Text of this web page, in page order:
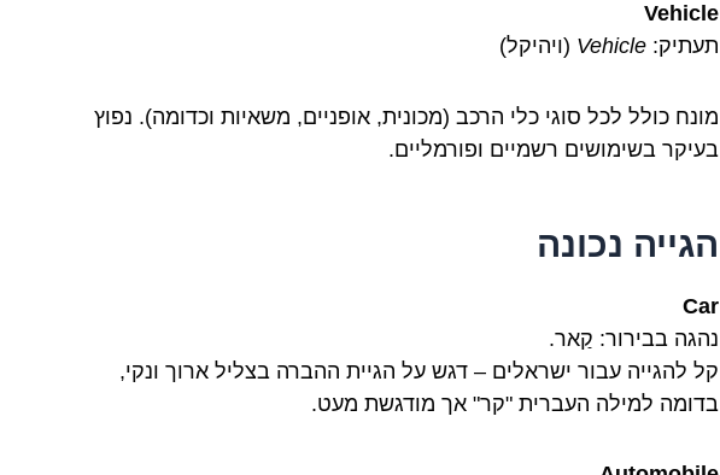
Vehicle
תעתיק:Vehicle (ויהיקל)
מונח כולל לכל סוגי כלי הרכב (מכונית, אופניים, משאיות וכדומה). נפוץ
בעיקר בשימושים רשמיים ופורמליים.
הגייה נכונה
Car
נהגה בבירור: קַאר.
קל להגייה עבור ישראלים – דגש על הגיית ההברה בצליל ארוך ונקי,
בדומה למילה העברית "קר" אך מודגשת מעט.